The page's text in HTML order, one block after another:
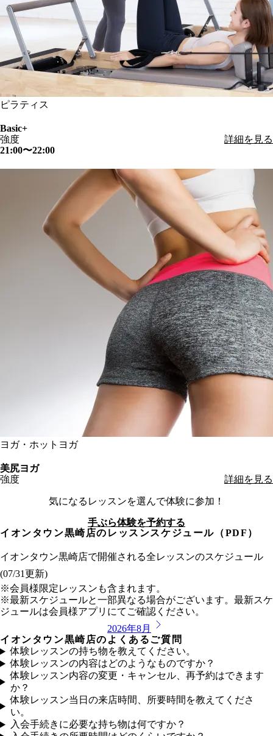
ピラティス
Basic+
強度
詳細を見る
21:00〜22:00
ヨガ・ホットヨガ
美尻ヨガ
強度
詳細を見る
気になるレッスンを選んで体験に参加！
手ぶら体験を予約する
イオンタウン黒崎店のレッスンスケジュール（PDF）
イオンタウン黒崎店で開催される全レッスンのスケジュール
(07/31更新)
※会員様限定レッスンも含まれます。
※最新スケジュールと一部異なる場合がございます。最新スケ
ジュールは会員様アプリにてご確認ください。
2026年8月
イオンタウン黒崎店のよくあるご質問
体験レッスンの持ち物を教えてください。
体験レッスンの内容はどのようなものですか？
体験レッスン内容の変更・キャンセル、再予約はできます
か？
体験レッスン当日の来店時間、所要時間を教えてくださ
い。
入会手続きに必要な持ち物は何ですか？